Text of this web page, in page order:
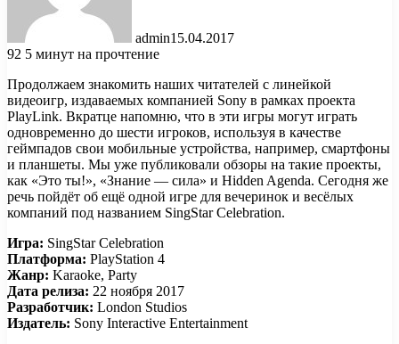
admin15.04.2017
92 5 минут на прочтение
Продолжаем знакомить наших читателей с линейкой
видеоигр, издаваемых компанией Sony в рамках проекта
PlayLink. Вкратце напомню, что в эти игры могут играть
одновременно до шести игроков, используя в качестве
геймпадов свои мобильные устройства, например, смартфоны
и планшеты. Мы уже публиковали обзоры на такие проекты,
как «Это ты!», «Знание — сила» и Hidden Agenda. Сегодня же
речь пойдёт об ещё одной игре для вечеринок и весёлых
компаний под названием SingStar Celebration.
Игра: SingStar Celebration
Платформа: PlayStation 4
Жанр: Karaoke, Party
Дата релиза: 22 ноября 2017
Разработчик: London Studios
Издатель: Sony Interactive Entertainment